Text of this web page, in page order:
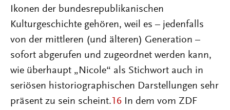
Ikonen der bundesrepublikanischen
Kulturgeschichte gehören, weil es – jedenfalls
von der mittleren (und älteren) Generation –
sofort abgerufen und zugeordnet werden kann,
wie überhaupt „Nicole“ als Stichwort auch in
seriösen historiographischen Darstellungen sehr
präsent zu sein scheint. 16 In dem vom ZDF